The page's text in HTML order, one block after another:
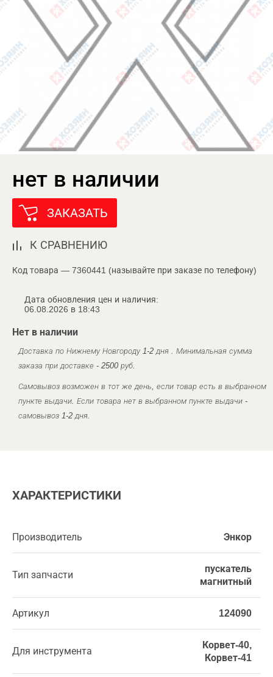
нет в наличии
ЗАКАЗАТЬ
К СРАВНЕНИЮ
Код товара — 7360441 (называйте при заказе по телефону)
Дата обновления цен и наличия:
06.08.2026 в 18:43
Нет в наличии
Доставка по Нижнему Новгороду 1-2 дня . Минимальная сумма
заказа при доставке - 2500 руб.
Самовывоз возможен в тот же день, если товар есть в выбранном
пункте выдачи. Если товара нет в выбранном пункте выдачи -
самовывоз 1-2 дня.
ХАРАКТЕРИСТИКИ
Производитель Энкор
Тип запчасти
пускатель
магнитный
Артикул 124090
Для инструмента
Корвет-40,
Корвет-41